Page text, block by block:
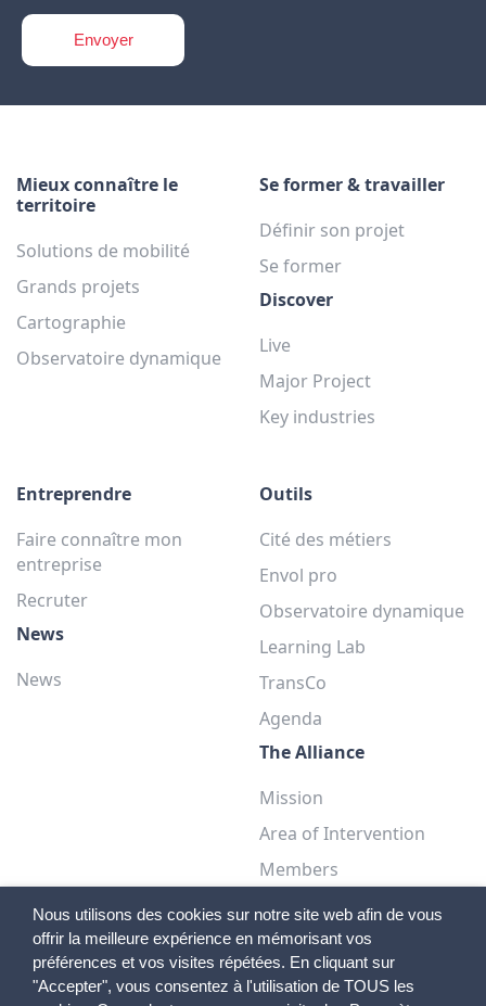
Mieux connaître le
territoire
Solutions de mobilité
Grands projets
Cartographie
Observatoire dynamique
Se former & travailler
Définir son projet
Se former
Discover
Live
Major Project
Key industries
Entreprendre
Faire connaître mon
entreprise
Recruter
News
News
Outils
Cité des métiers
Envol pro
Observatoire dynamique
Learning Lab
TransCo
Agenda
The Alliance
Mission
Area of Intervention
Members
Teams
Nous utilisons des cookies sur notre site web afin de vous
offrir la meilleure expérience en mémorisant vos
préférences et vos visites répétées. En cliquant sur
"Accepter", vous consentez à l'utilisation de TOUS les